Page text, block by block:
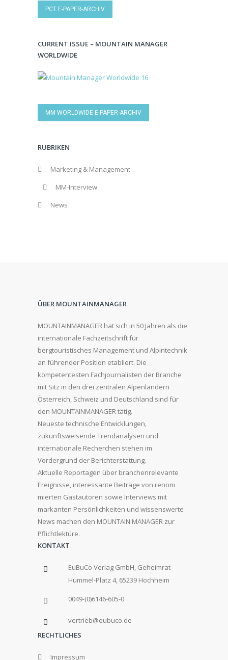
PCT E-PAPER-ARCHIV
CURRENT ISSUE – MOUNTAIN MANAGER
WORLDWIDE
MM WORLDWIDE E-PAPER-ARCHIV
RUBRIKEN
Marketing & Management
MM-Interview
News
ÜBER MOUNTAINMANAGER
MOUNTAINMANAGER hat sich in 50 Jahren als die
internationale Fachzeitschrift für
bergtouristisches Management und Alpintechnik
an führender Position etabliert. Die
kompetentesten Fachjournalisten der Branche
mit Sitz in den drei zentralen Alpenländern
Österreich, Schweiz und Deutschland sind für
den MOUNTAINMANAGER tätig.
Neueste technische Entwicklungen,
zukunftsweisende Trendanalysen und
internationale Recherchen stehen im
Vordergrund der Berichterstattung.
Aktuelle Reportagen über branchenrelevante
Ereignisse, interessante Beiträge von renom
mierten Gastautoren sowie Interviews mit
markanten Persönlichkeiten und wissenswerte
News machen den MOUNTAIN MANAGER zur
Pflichtlektüre.
KONTAKT
EuBuCo Verlag GmbH, Geheimrat-
Hummel-Platz 4, 65239 Hochheim
0049-(0)6146-605-0
vertrieb@eubuco.de
RECHTLICHES
Impressum